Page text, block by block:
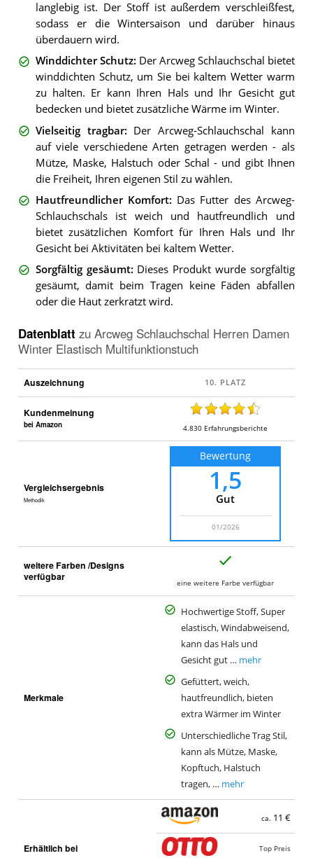
langlebig ist. Der Stoff ist außerdem verschleißfest,
sodass er die Wintersaison und darüber hinaus
überdauern wird.
Winddichter Schutz: Der Arcweg Schlauchschal bietet
winddichten Schutz, um Sie bei kaltem Wetter warm
zu halten. Er kann Ihren Hals und Ihr Gesicht gut
bedecken und bietet zusätzliche Wärme im Winter.
Vielseitig tragbar: Der Arcweg-Schlauchschal kann
auf viele verschiedene Arten getragen werden - als
Mütze, Maske, Halstuch oder Schal - und gibt Ihnen
die Freiheit, Ihren eigenen Stil zu wählen.
Hautfreundlicher Komfort: Das Futter des Arcweg-
Schlauchschals ist weich und hautfreundlich und
bietet zusätzlichen Komfort für Ihren Hals und Ihr
Gesicht bei Aktivitäten bei kaltem Wetter.
Sorgfältig gesäumt: Dieses Produkt wurde sorgfältig
gesäumt, damit beim Tragen keine Fäden abfallen
oder die Haut zerkratzt wird.
Datenblatt zu Arcweg Schlauchschal Herren Damen
Winter Elastisch Multifunktionstuch
Auszeichnung
Kundenmeinung
bei Amazon 4.830 Erfahrungsberichte
Vergleichsergebnis
Methodik
Bewertung
1,5
Gut
01/2026
weitere Farben /Designs
verfügbar
eine weitere Farbe verfügbar
Merkmale
Hochwertige Stoff, Super
elastisch, Windabweisend,
kann das Hals und
Gesicht gut … mehr
Gefüttert, weich,
hautfreundlich, bieten
extra Wärmer im Winter
Unterschiedliche Trag Stil,
kann als Mütze, Maske,
Kopftuch, Halstuch
tragen, … mehr
Erhältlich bei
ca. 11 €
Top Preis